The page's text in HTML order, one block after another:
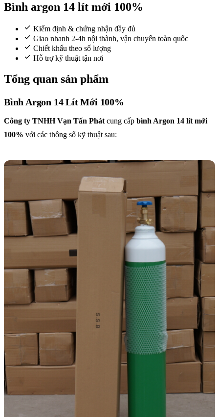
Bình argon 14 lít mới 100%
Kiểm định & chứng nhận đầy đủ
Giao nhanh 2-4h nội thành, vận chuyển toàn quốc
Chiết khấu theo số lượng
Hỗ trợ kỹ thuật tận nơi
Tổng quan sản phẩm
Bình Argon 14 Lít Mới 100%
Công ty TNHH Vạn Tấn Phát cung cấp bình Argon 14 lít mới
100% với các thông số kỹ thuật sau: